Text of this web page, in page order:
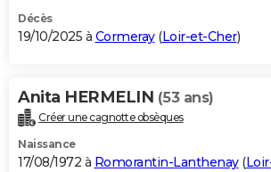
Décès
19/10/2025 à Cormeray(Loir-et-Cher)
Anita HERMELIN (53 ans)
Créer une cagnotte obsèques
Naissance
17/08/1972 à Romorantin-Lanthenay(